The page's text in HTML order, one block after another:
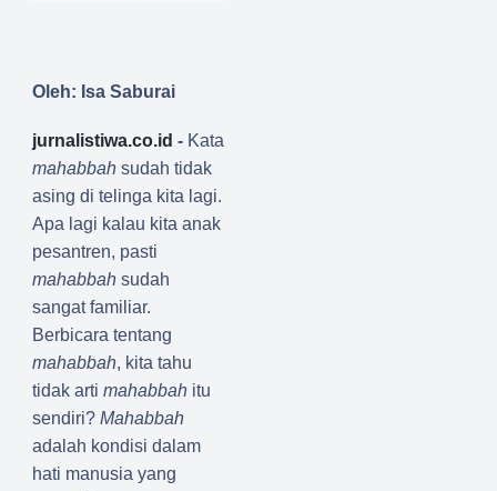
Oleh: Isa Saburai
jurnalistiwa.co.id - Kata
mahabbah sudah tidak
asing di telinga kita lagi.
Apa lagi kalau kita anak
pesantren, pasti
mahabbah sudah
sangat familiar.
Berbicara tentang
mahabbah, kita tahu
tidak arti mahabbah itu
sendiri? Mahabbah
adalah kondisi dalam
hati manusia yang